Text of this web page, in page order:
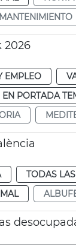
MANTENIMIENTO
2026
EMPLEO
EN PORTADA
TODAS